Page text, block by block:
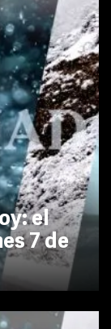
el
7 de